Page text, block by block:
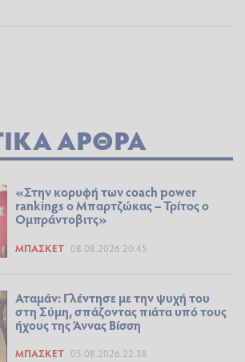
ΆΡΘΡΑ
«Στην κορυφή των coach power
rankings ο Μπαρτζώκας – Τρίτος ο
Ομπράντοβιτς»
ΜΠΆΣΚΕΤ 08.08.2026 20:45
Αταμάν: Γλέντησε με την ψυχή του
στη Σύμη, σπάζοντας πιάτα υπό τους
ήχους της Άννας Βίσση
ΜΠΆΣΚΕΤ 05.08.2026 22:38